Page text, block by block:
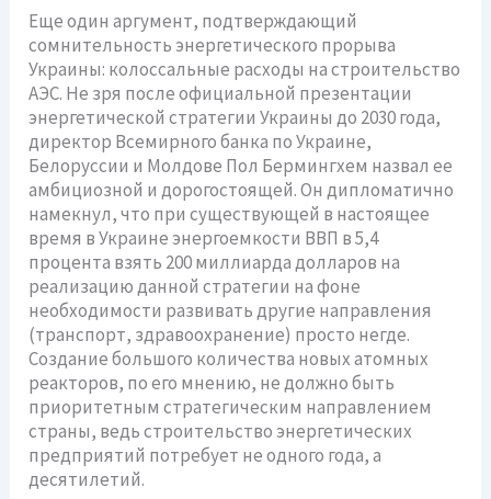
Еще один аргумент, подтверждающий
сомнительность энергетического прорыва
Украины: колоссальные расходы на строительство
АЭС. Не зря после официальной презентации
энергетической стратегии Украины до 2030 года,
директор Всемирного банка по Украине,
Белоруссии и Молдове Пол Бермингхем назвал ее
амбициозной и дорогостоящей. Он дипломатично
намекнул, что при существующей в настоящее
время в Украине энергоемкости ВВП в 5,4
процента взять 200 миллиарда долларов на
реализацию данной стратегии на фоне
необходимости развивать другие направления
(транспорт, здравоохранение) просто негде.
Создание большого количества новых атомных
реакторов, по его мнению, не должно быть
приоритетным стратегическим направлением
страны, ведь строительство энергетических
предприятий потребует не одного года, а
десятилетий.